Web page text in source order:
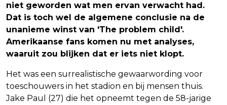
niet geworden wat men ervan verwacht had.
Dat is toch wel de algemene conclusie na de
unanieme winst van 'The problem child'.
Amerikaanse fans komen nu met analyses,
waaruit zou blijken dat er iets niet klopt.
Het was een surrealistische gewaarwording voor
toeschouwers in het stadion en bij mensen thuis.
Jake Paul (27) die het opneemt tegen de 58-jarige